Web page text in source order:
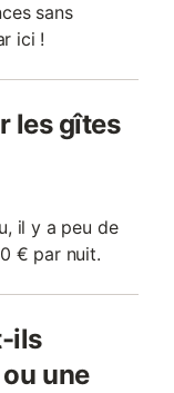
sans
ici !
les gîtes
il y a peu de
€ par nuit.
ils
une